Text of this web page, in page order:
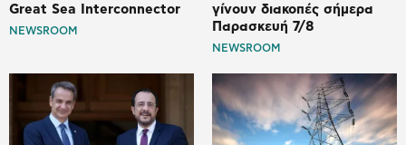
Great Sea Interconnector
NEWSROOM
γίνουν διακοπές σήμερα
Παρασκευή 7/8
NEWSROOM